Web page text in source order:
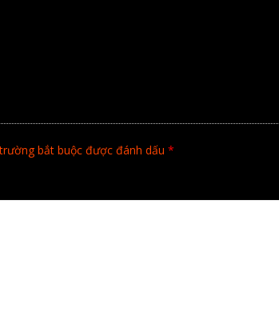
bắt buộc được đánh dấu *